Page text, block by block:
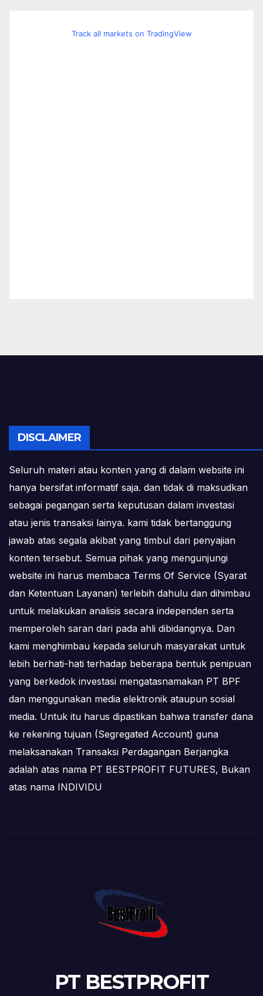
Track all markets on TradingView
DISCLAIMER
Seluruh materi atau konten yang di dalam website ini
hanya bersifat informatif saja. dan tidak di maksudkan
sebagai pegangan serta keputusan dalam investasi
atau jenis transaksi lainya. kami tidak bertanggung
jawab atas segala akibat yang timbul dari penyajian
konten tersebut. Semua pihak yang mengunjungi
website ini harus membaca Terms Of Service (Syarat
dan Ketentuan Layanan) terlebih dahulu dan dihimbau
untuk melakukan analisis secara independen serta
memperoleh saran dari pada ahli dibidangnya. Dan
kami menghimbau kepada seluruh masyarakat untuk
lebih berhati-hati terhadap beberapa bentuk penipuan
yang berkedok investasi mengatasnamakan PT BPF
dan menggunakan media elektronik ataupun sosial
media. Untuk itu harus dipastikan bahwa transfer dana
ke rekening tujuan (Segregated Account) guna
melaksanakan Transaksi Perdagangan Berjangka
adalah atas nama PT BESTPROFIT FUTURES, Bukan
atas nama INDIVIDU
PT BESTPROFIT